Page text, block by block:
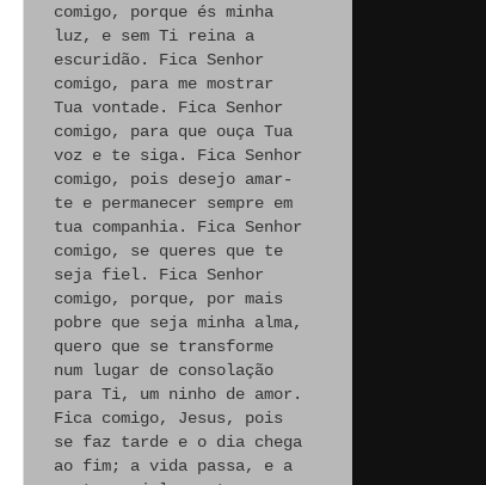
comigo, porque és minha
luz, e sem Ti reina a
escuridão. Fica Senhor
comigo, para me mostrar
Tua vontade. Fica Senhor
comigo, para que ouça Tua
voz e te siga. Fica Senhor
comigo, pois desejo amar-
te e permanecer sempre em
tua companhia. Fica Senhor
comigo, se queres que te
seja fiel. Fica Senhor
comigo, porque, por mais
pobre que seja minha alma,
quero que se transforme
num lugar de consolação
para Ti, um ninho de amor.
Fica comigo, Jesus, pois
se faz tarde e o dia chega
ao fim; a vida passa, e a